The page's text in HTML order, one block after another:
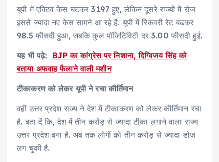
यूपी में एक्टिव केस घटकर 3197 हुए, लेकिन दूसरे राज्यों में रोज
इससे ज्यादा नए केस सामने आ रहे है. यूपी में रिकवरी रेट बढ़कर
98.5 फीसदी हुआ, जबकि कुल पॉजिटिविटी दर 3.00 फीसदी हुई.
यह भी पढ़े: BJP का कांग्रेस पर निशाना, दिग्विजय सिंह को
बताया अफवाह फैलाने वाली मशीन
टीकाकरण को लेकर यूपी ने रचा कीर्तिमान
वहीं उत्तर प्रदेश राज्य ने देश में टीकाकरण को लेकर कीर्तिमान रचा
है. बता दें कि, देश में तीन करोड़ से ज्यादा टीका लगाने वाला राज्य
उत्तर प्रदेश बना है. अब तक लोगों को तीन करोड़ से ज्यादा डोज
लग चुकी है.